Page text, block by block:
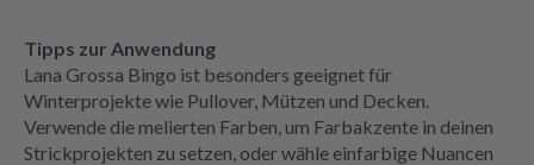
Tipps zur Anwendung
Lana Grossa Bingo ist besonders geeignet für
Winterprojekte wie Pullover, Mützen und Decken.
Verwende die melierten Farben, um Farbakzente in deinen
Strickprojekten zu setzen, oder wähle einfarbige Nuancen